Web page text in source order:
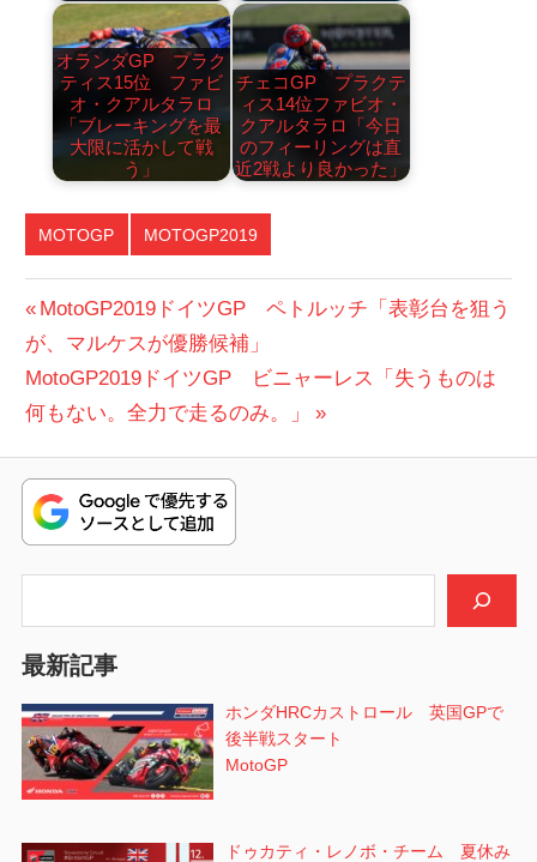
オランダGP プラク
ティス15位 ファビ
オ・クアルタラロ
「ブレーキングを最
大限に活かして戦
う」
チェコGP プラクテ
ィス14位ファビオ・
クアルタラロ「今日
のフィーリングは直
近2戦より良かった」
MOTOGP MOTOGP2019
投
稿
ナ
ビ
ゲ
ー
ン
前
の
投
稿:
MotoGP2019ドイツGP ペトルッチ「表彰台を狙う
が、マルケスが優勝候補」
次
の
稿:
MotoGP2019ドイツGP ビニャーレス「失うものは
何もない。全力で走るのみ。」
最新記事
ホンダHRCカストロール 英国GPで
後半戦スタート
MotoGP
ドゥカティ・レノボ・チーム 夏休み